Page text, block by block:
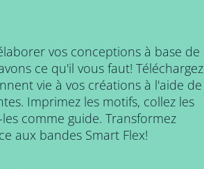
vos conceptions à base de
ce qu'il vous faut! Téléchargez
vie à vos créations à l'aide de
Imprimez les motifs, collez les
comme guide. Transformez
aux bandes Smart Flex!